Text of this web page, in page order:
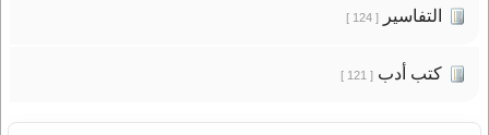
التفاسير[ 124 ]
كتب أدب[ 121 ]